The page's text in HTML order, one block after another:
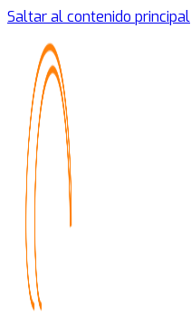
Saltar al contenido principal